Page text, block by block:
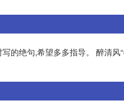
的绝句,希望多多指导。 醉清风